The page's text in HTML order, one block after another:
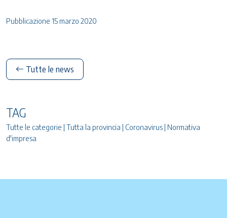
Pubblicazione 15 marzo 2020
Tutte le news
TAG
Tutte le categorie | Tutta la provincia | Coronavirus | Normativa
d'impresa